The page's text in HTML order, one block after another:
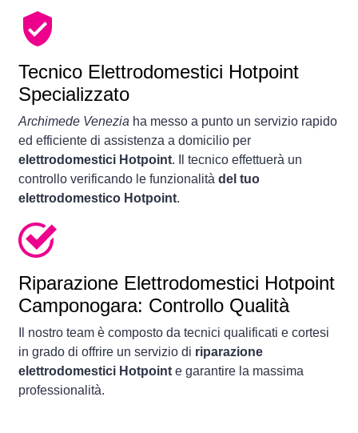
Tecnico Elettrodomestici Hotpoint
Specializzato
Archimede Venezia ha messo a punto un servizio rapido
ed efficiente di assistenza a domicilio per
elettrodomestici Hotpoint. Il tecnico effettuerà un
controllo verificando le funzionalità del tuo
elettrodomestico Hotpoint.
Riparazione Elettrodomestici Hotpoint
Camponogara: Controllo Qualità
Il nostro team è composto da tecnici qualificati e cortesi
in grado di offrire un servizio di riparazione
elettrodomestici Hotpoint e garantire la massima
professionalità.